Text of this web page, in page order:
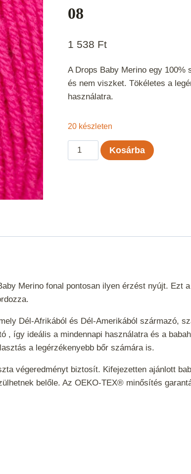
08
1 538 Ft
A Drops Baby Merino egy 100%
és nem viszket. Tökéletes a
használatra.
20 készleten
Drops
Baby
mennyiség
Kosárba
Merino fonal pontosan ilyen érzést nyújt. Ezt
Dél-Afrikából és Dél-Amerikából származó,
, így ideális a mindennapi használatra és a
a legérzékenyebb bőr számára is.
végeredményt biztosít. Kifejezetten ajánlott
belőle. Az OEKO-TEX® minősítés